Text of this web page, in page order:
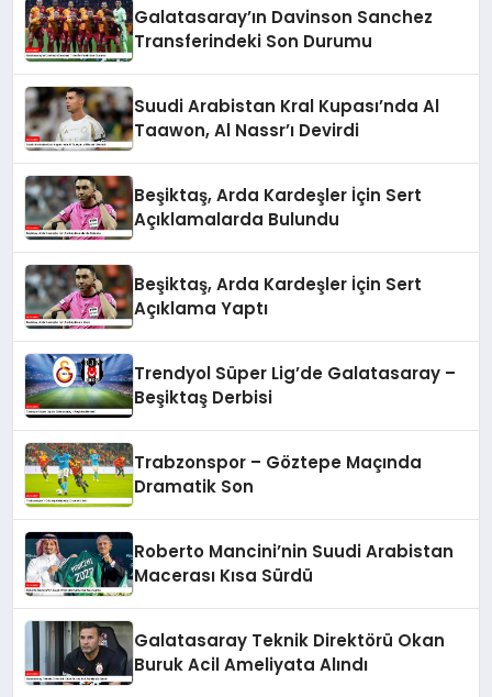
Galatasaray’ın Davinson Sanchez
Transferindeki Son Durumu
Suudi Arabistan Kral Kupası’nda Al
Taawon, Al Nassr’ı Devirdi
Beşiktaş, Arda Kardeşler İçin Sert
Açıklamalarda Bulundu
Beşiktaş, Arda Kardeşler İçin Sert
Açıklama Yaptı
Trendyol Süper Lig’de Galatasaray –
Beşiktaş Derbisi
Trabzonspor – Göztepe Maçında
Dramatik Son
Roberto Mancini’nin Suudi Arabistan
Macerası Kısa Sürdü
Galatasaray Teknik Direktörü Okan
Buruk Acil Ameliyata Alındı